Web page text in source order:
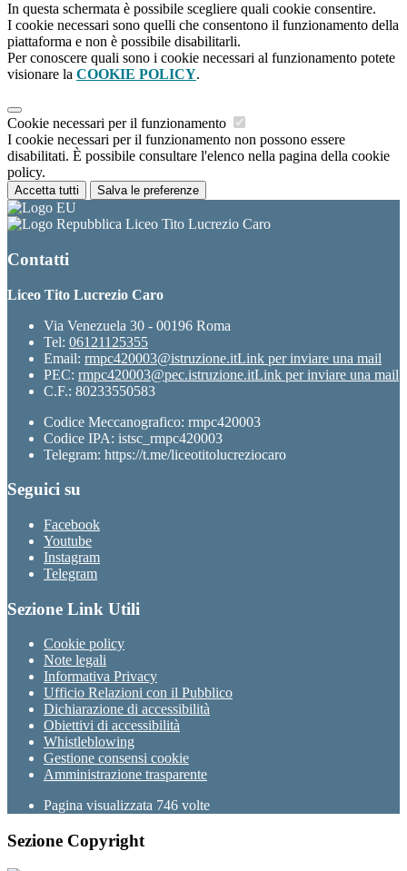
In questa schermata è possibile scegliere quali cookie consentire.
I cookie necessari sono quelli che consentono il funzionamento della
piattaforma e non è possibile disabilitarli.
Per conoscere quali sono i cookie necessari al funzionamento potete
visionare la COOKIE POLICY.
Cookie necessari per il funzionamento
I cookie necessari per il funzionamento non possono essere
disabilitati. È possibile consultare l'elenco nella pagina della cookie
policy.
Accetta tutti Salva le preferenze
Liceo Tito Lucrezio Caro
Contatti
Liceo Tito Lucrezio Caro
Via Venezuela 30 - 00196 Roma
Tel: 06121125355
Email: rmpc420003@istruzione.itLink per inviare una mail
PEC: rmpc420003@pec.istruzione.itLink per inviare una mail
C.F.: 80233550583
Codice Meccanografico: rmpc420003
Codice IPA: istsc_rmpc420003
Telegram: https://t.me/liceotitolucreziocaro
Seguici su
Facebook
Youtube
Instagram
Telegram
Sezione Link Utili
Cookie policy
Note legali
Informativa Privacy
Ufficio Relazioni con il Pubblico
Dichiarazione di accessibilità
Obiettivi di accessibilità
Whistleblowing
Gestione consensi cookie
Amministrazione trasparente
Pagina visualizzata 746 volte
Sezione Copyright